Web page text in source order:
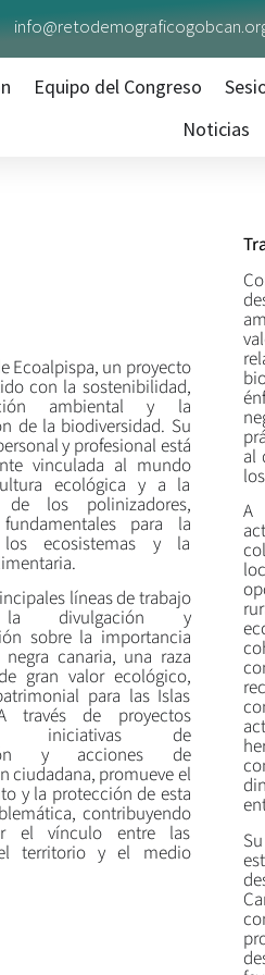
Equipo del Congreso
Noticias
Ecoalpispa, un proyecto
con la sostenibilidad,
ambiental y la
de la biodiversidad. Su
y profesional está
vinculada al mundo
ecológica y a la
de los polinizadores,
para la
ecosistemas y la
líneas de trabajo
la divulgación y
sobre la importancia
canaria, una raza
gran valor ecológico,
para las Islas
través de proyectos
iniciativas de
y acciones de
ciudadana, promueve el
y la protección de esta
contribuyendo
el vínculo entre las
territorio y el medio
al
A